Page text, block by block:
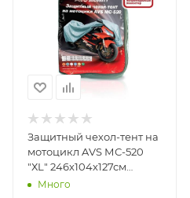
Защитный чехол-тент на
мотоцикл AVS МС-520
"ХL" 246х104х127см
(водонепроницаемый)
Много